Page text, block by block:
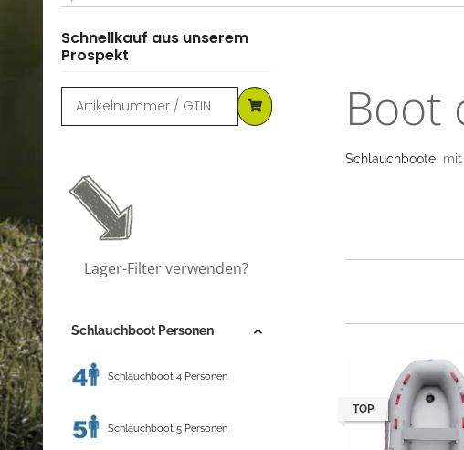
Boot
Schlauchbootemit
TOP
Schnellkauf aus unserem
Prospekt
Lager-Filter verwenden?
Schlauchboot Personen
Schlauchboot 4 Personen
Schlauchboot 5 Personen